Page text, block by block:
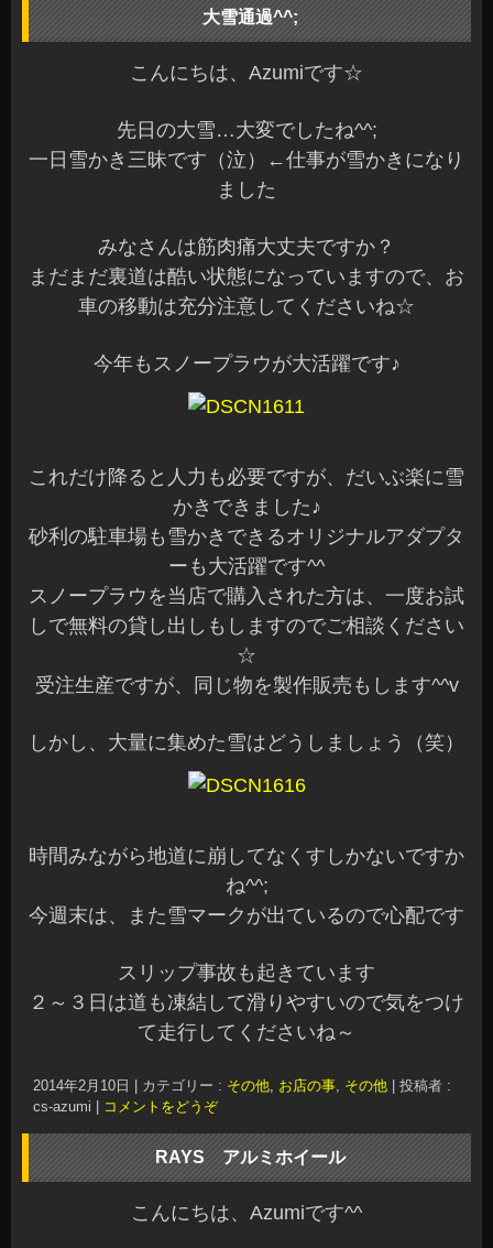
大雪通過^^;
こんにちは、Azumiです☆
先日の大雪…大変でしたね^^;
一日雪かき三昧です（泣）←仕事が雪かきになり
ました
みなさんは筋肉痛大丈夫ですか？
まだまだ裏道は酷い状態になっていますので、お
車の移動は充分注意してくださいね☆
今年もスノープラウが大活躍です♪
これだけ降ると人力も必要ですが、だいぶ楽に雪
かきできました♪
砂利の駐車場も雪かきできるオリジナルアダプタ
ーも大活躍です^^
スノープラウを当店で購入された方は、一度お試
しで無料の貸し出しもしますのでご相談ください
☆
受注生産ですが、同じ物を製作販売もします^^v
しかし、大量に集めた雪はどうしましょう（笑）
時間みながら地道に崩してなくすしかないですか
ね^^;
今週末は、また雪マークが出ているので心配です
スリップ事故も起きています
２～３日は道も凍結して滑りやすいので気をつけ
て走行してくださいね～
2014年2月10日 カテゴリー : その他, お店の事, その他
投稿者 :
cs-azumi
コメントをどうぞ
RAYS アルミホイール
こんにちは、Azumiです^^